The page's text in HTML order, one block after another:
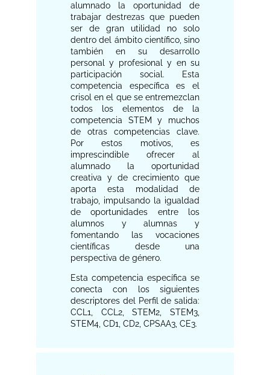
alumnado la oportunidad de
trabajar destrezas que pueden
ser de gran utilidad no solo
dentro del ámbito científico, sino
también en su desarrollo
personal y profesional y en su
participación social. Esta
competencia específica es el
crisol en el que se entremezclan
todos los elementos de la
competencia STEM y muchos
de otras competencias clave.
Por estos motivos, es
imprescindible ofrecer al
alumnado la oportunidad
creativa y de crecimiento que
aporta esta modalidad de
trabajo, impulsando la igualdad
de oportunidades entre los
alumnos y alumnas y
fomentando las vocaciones
científicas desde una
perspectiva de género.
Esta competencia específica se
conecta con los siguientes
descriptores del Perfil de salida:
CCL1, CCL2, STEM2, STEM3,
STEM4, CD1, CD2, CPSAA3, CE3.